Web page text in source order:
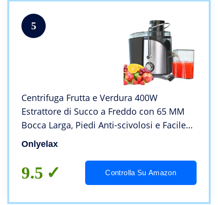
5
Centrifuga Frutta e Verdura 400W
Estrattore di Succo a Freddo con 65 MM
Bocca Larga, Piedi Anti-scivolosi e Facile
Pulizia, Centrifuga di Acciaio Inox con 2
Velocità, Senza BPA, Includi Spazzola
Onlyelax
9.5 Controlla Su Amazon